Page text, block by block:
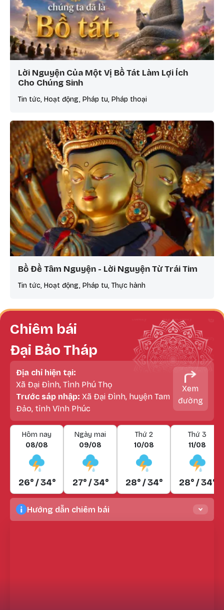
Lời Nguyện Của Một Vị Bồ Tát Làm Lợi Ích
Cho Chúng Sinh
Tin tức, Hoạt động, Pháp tu, Pháp thoại
Bồ Đề Tâm Nguyện - Lời Nguyện Từ Trái Tim
Tin tức, Hoạt động, Pháp tu, Thực hành
Chiêm bái
Đại Bảo Tháp
Địa chỉ hiện tại:
Xã Đại Đình, Tình Phú Thọ
Trước sáp nhập: Xã Đại Đình, huyện Tam
Đảo, tỉnh Vĩnh Phúc
Xem
đường
Hôm nay
08/08
26° / 34°
Ngày mai
09/08
27° / 34°
Thứ 2
10/08
28° / 34°
Thứ 3
11/08
28° / 34°
Hướng dẫn chiêm bái